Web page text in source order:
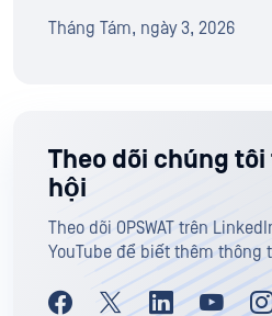
Tháng Tám, ngày 3, 2026
Theo dõi chúng
hội
Theo dõi OPSWAT trên
YouTube để biết thêm thông